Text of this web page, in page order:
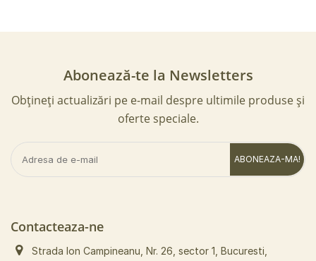
Abonează-te la Newsletters
Obțineți actualizări pe e-mail despre ultimile produse și
oferte speciale.
ABONEAZA-MA!
Contacteaza-ne
Strada Ion Campineanu, Nr. 26, sector 1, Bucuresti,